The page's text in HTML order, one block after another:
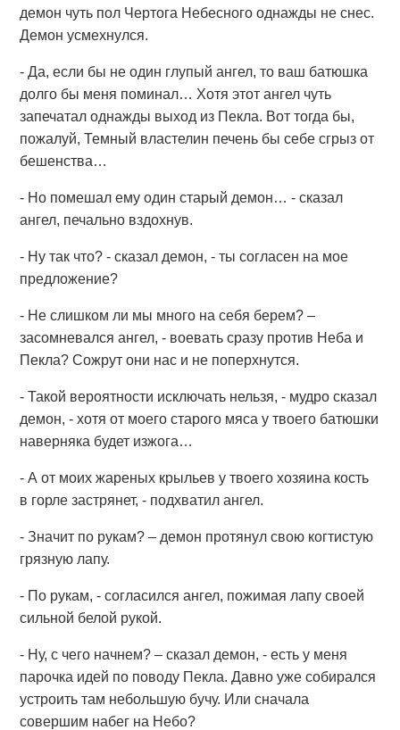
демон чуть пол Чертога Небесного однажды не снес.
Демон усмехнулся.
- Да, если бы не один глупый ангел, то ваш батюшка
долго бы меня поминал… Хотя этот ангел чуть
запечатал однажды выход из Пекла. Вот тогда бы,
пожалуй, Темный властелин печень бы себе сгрыз от
бешенства…
- Но помешал ему один старый демон… - сказал
ангел, печально вздохнув.
- Ну так что? - сказал демон, - ты согласен на мое
предложение?
- Не слишком ли мы много на себя берем? –
засомневался ангел, - воевать сразу против Неба и
Пекла? Сожрут они нас и не поперхнутся.
- Такой вероятности исключать нельзя, - мудро сказал
демон, - хотя от моего старого мяса у твоего батюшки
наверняка будет изжога…
- А от моих жареных крыльев у твоего хозяина кость
в горле застрянет, - подхватил ангел.
- Значит по рукам? – демон протянул свою когтистую
грязную лапу.
- По рукам, - согласился ангел, пожимая лапу своей
сильной белой рукой.
- Ну, с чего начнем? – сказал демон, - есть у меня
парочка идей по поводу Пекла. Давно уже собирался
устроить там небольшую бучу. Или сначала
совершим набег на Небо?